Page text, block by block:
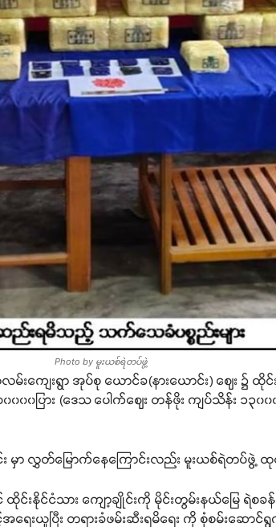
Photo by မူးယစ်ရဲတပ်ဖွဲ့
ကျေးရွာ အုပ်စု ယောင်ခ(နားယောင်း) ဈေး ၌ ထိုင်း
၀၀၀ပြား (ဒေသ ပေါက်ဈေး တန်ဖိုး ကျပ်သိန်း ၁၃
မှာ လွှတ်မြောက်နေကြောင်းလည်း မူးယစ်ရဲတပ်ဖွဲ့
နိုင်ငံသား ကျော့ချိုင်းကို မိုင်းတွမ်းနယ်မြေ ရဲစခ
င့်အရေးယူပြီး တရားခံဖမ်းဆီးရမိရေး ကို စုံစမ်းဆေ